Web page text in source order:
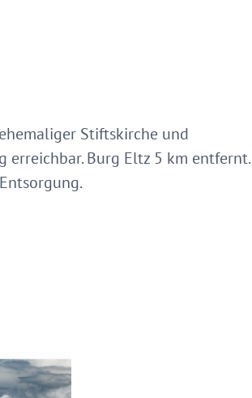
Stiftskirche und
erreichbar. Burg Eltz 5 km entfernt.